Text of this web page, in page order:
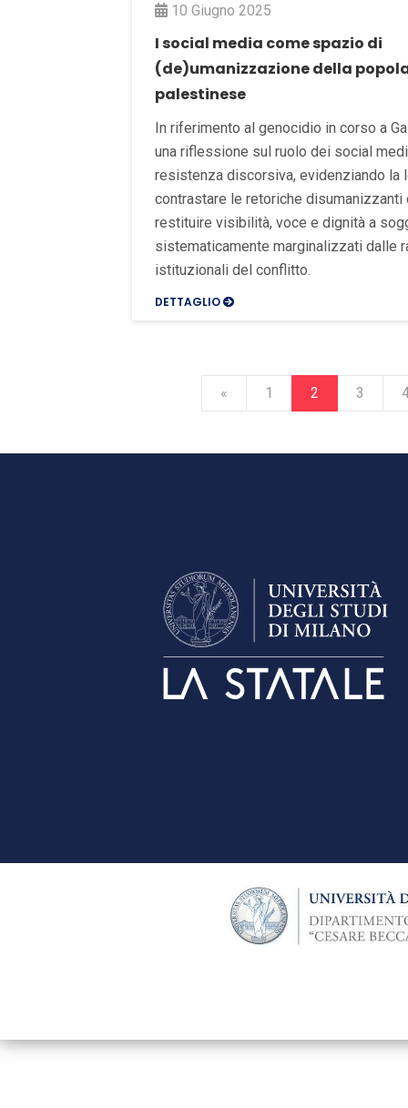
10 Giugno 2025
I social media come spazio di
(de)umanizzazione della
palestinese
In riferimento al genocidio in corso a
una riflessione sul ruolo dei social
resistenza discorsiva, evidenziando la
contrastare le retoriche disumanizzanti
restituire visibilità, voce e dignità a
sistematicamente marginalizzati dalle
istituzionali del conflitto.
DETTAGLIO
« 1 2 3